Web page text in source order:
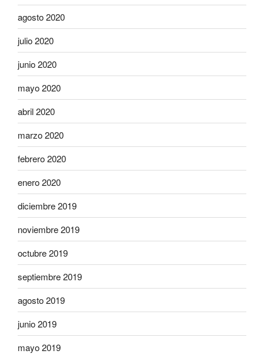
agosto 2020
julio 2020
junio 2020
mayo 2020
abril 2020
marzo 2020
febrero 2020
enero 2020
diciembre 2019
noviembre 2019
octubre 2019
septiembre 2019
agosto 2019
junio 2019
mayo 2019